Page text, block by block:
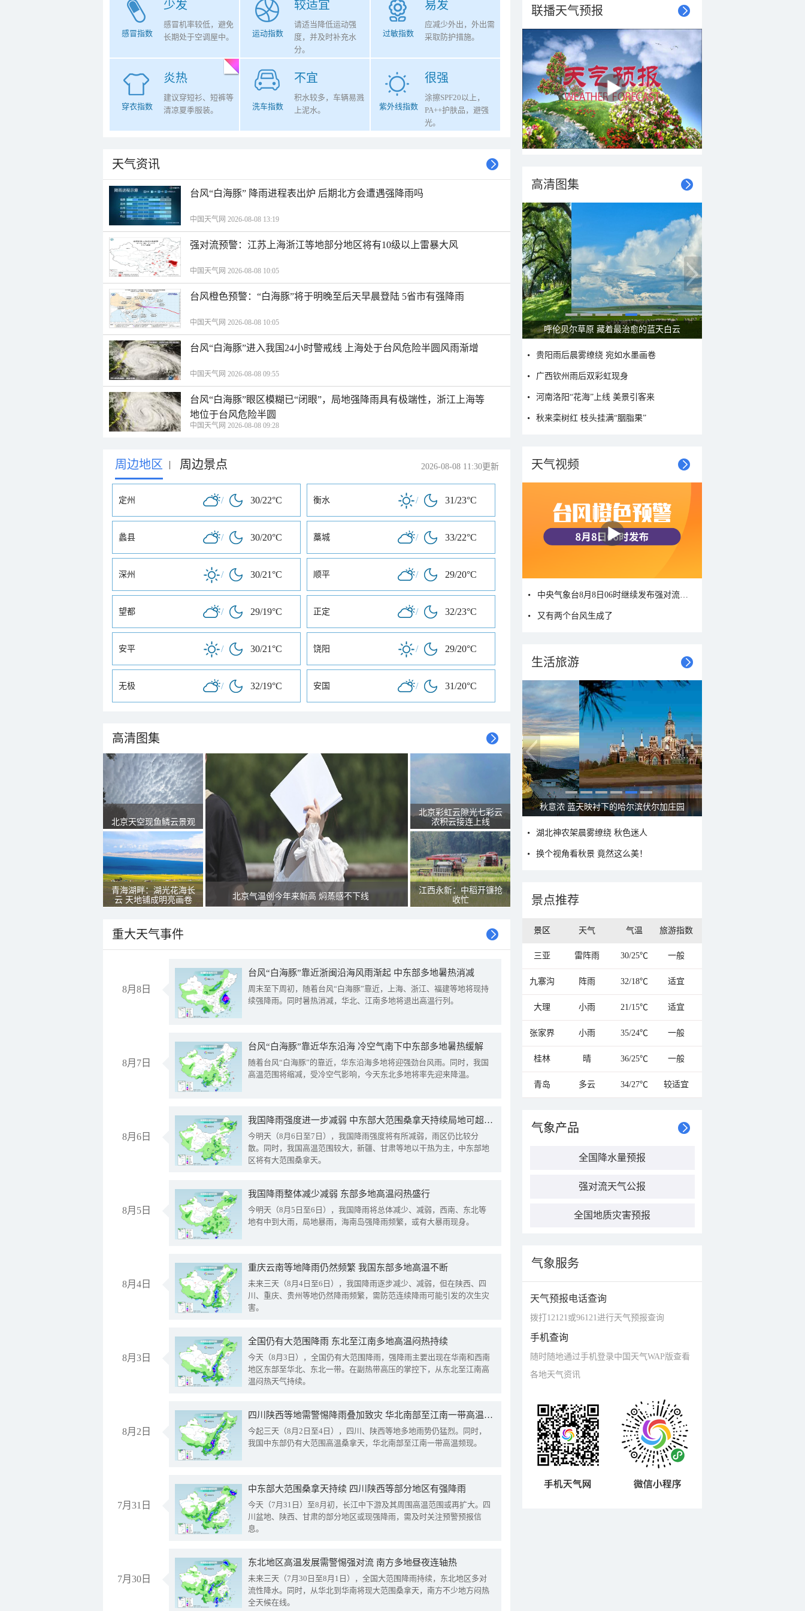
少发
感冒指数
感冒机率较低，避免
长期处于空调屋中。
较适宜
运动指数
请适当降低运动强
度，并及时补充水
分。
易发
过敏指数
应减少外出，外出需
采取防护措施。
炎热
穿衣指数
建议穿短衫、短裤等
清凉夏季服装。
不宜
洗车指数
积水较多，车辆易溅
上泥水。
很强
紫外线指数
涂擦SPF20以上，
PA++护肤品，避强
光。
天气资讯
台风“白海豚” 降雨进程表出炉 后期北方会遭遇强降雨吗
中国天气网 2026-08-08 13:19
强对流预警：江苏上海浙江等地部分地区将有10级以上雷暴大风
中国天气网 2026-08-08 10:05
台风橙色预警：“白海豚”将于明晚至后天早晨登陆 5省市有强降雨
中国天气网 2026-08-08 10:05
台风“白海豚”进入我国24小时警戒线 上海处于台风危险半圆风雨渐增
中国天气网 2026-08-08 09:55
台风“白海豚”眼区模糊已“闭眼”，局地强降雨具有极端性，浙江上海等
地位于台风危险半圆
中国天气网 2026-08-08 09:28
周边地区 | 周边景点 2026-08-08 11:30更新
定州 / 30/22°C 衡水 / 31/23°C
蠡县 / 30/20°C 藁城 / 33/22°C
深州 / 30/21°C 顺平 / 29/20°C
望都 / 29/19°C 正定 / 32/23°C
安平 / 30/21°C 饶阳 / 29/20°C
无极 / 32/19°C 安国 / 31/20°C
高清图集
北京天空现鱼鳞云景观
青海湖畔：湖光花海长
云 天地铺成明亮画卷
北京气温创今年来新高 焖蒸感不下线
北京彩虹云隙光七彩云
浓积云接连上线
江西永新：中稻开镰抢
收忙
重大天气事件
8月8日
台风“白海豚”靠近浙闽沿海风雨渐起 中东部多地暑热消减
周末至下周初，随着台风“白海豚”靠近，上海、浙江、福建等地将现持
续强降雨。同时暑热消减，华北、江南多地将退出高温行列。
8月7日
台风“白海豚”靠近华东沿海 冷空气南下中东部多地暑热缓解
随着台风“白海豚”的靠近，华东沿海多地将迎强劲台风雨。同时，我国
高温范围将缩减，受冷空气影响，今天东北多地将率先迎来降温。
8月6日
我国降雨强度进一步减弱 中东部大范围桑拿天持续局地可超38℃
今明天（8月6日至7日），我国降雨强度将有所减弱，雨区仍比较分
散。同时，我国高温范围较大，新疆、甘肃等地以干热为主，中东部地
区将有大范围桑拿天。
8月5日
我国降雨整体减少减弱 东部多地高温闷热盛行
今明天（8月5日至6日），我国降雨将总体减少、减弱，西南、东北等
地有中到大雨，局地暴雨，海南岛强降雨频繁，或有大暴雨现身。
8月4日
重庆云南等地降雨仍然频繁 我国东部多地高温不断
未来三天（8月4日至6日），我国降雨逐步减少、减弱，但在陕西、四
川、重庆、贵州等地仍然降雨频繁，需防范连续降雨可能引发的次生灾
害。
8月3日
全国仍有大范围降雨 东北至江南多地高温闷热持续
今天（8月3日），全国仍有大范围降雨，强降雨主要出现在华南和西南
地区东部至华北、东北一带。在副热带高压的掌控下，从东北至江南高
温闷热天气持续。
8月2日
四川陕西等地需警惕降雨叠加致灾 华北南部至江南一带高温频现
今起三天（8月2日至4日），四川、陕西等地多地雨势仍猛烈。同时，
我国中东部仍有大范围高温桑拿天，华北南部至江南一带高温频现。
7月31日
中东部大范围桑拿天持续 四川陕西等部分地区有强降雨
今天（7月31日）至8月初，长江中下游及其周围高温范围或再扩大。四
川盆地、陕西、甘肃的部分地区或现强降雨，需及时关注预警预报信
息。
7月30日
东北地区高温发展需警惕强对流 南方多地昼夜连轴热
未来三天（7月30日至8月1日），全国大范围降雨持续，东北地区多对
流性降水。同时，从华北到华南将现大范围桑拿天，南方不少地方闷热
全天候在线。
联播天气预报
高清图集
呼伦贝尔草原 藏着最治愈的蓝天白云
贵阳雨后晨雾缭绕 宛如水墨画卷
广西钦州雨后双彩虹现身
河南洛阳“花海”上线 美景引客来
秋来栾树红 枝头挂满“胭脂果”
天气视频
又有两个台风生成了
生活旅游
秋意浓 蓝天映衬下的哈尔滨伏尔加庄园
湖北神农架晨雾缭绕 秋色迷人
换个视角看秋景 竟然这么美！
景点推荐
景区 天气 气温 旅游指数
三亚 雷阵雨 30/25℃ 一般
九寨沟 阵雨 32/18℃ 适宜
大理 小雨 21/15℃ 适宜
张家界 小雨 35/24℃ 一般
桂林 晴 36/25℃ 一般
青岛 多云 34/27℃ 较适宜
气象产品
全国降水量预报
强对流天气公报
全国地质灾害预报
气象服务
天气预报电话查询
拨打12121或96121进行天气预报查询
手机查询
随时随地通过手机登录中国天气WAP版查看
各地天气资讯